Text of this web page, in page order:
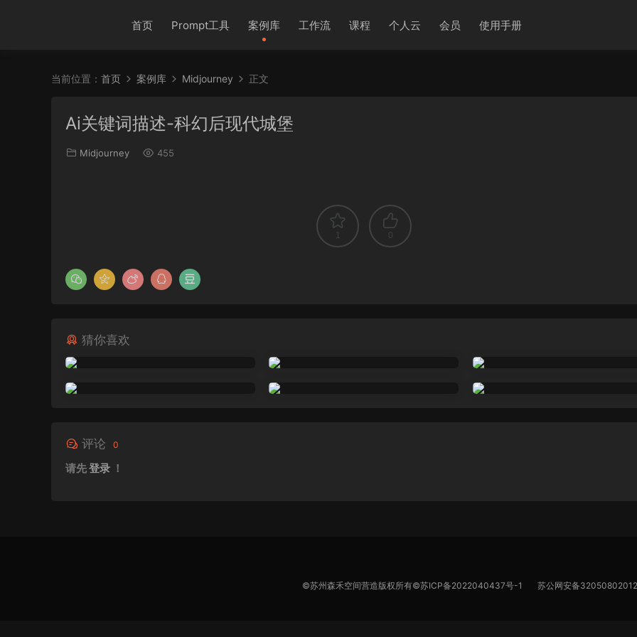
首页 Prompt工具 案例库 工作流 课程 个人云 会员 使用手册
当前位置： 首页 案例库 Midjourney 正文
Ai关键词描述-科幻后现代城堡
Midjourney 455
1 0
猜你喜欢
评论 0
请先登录 ！
©苏州森禾空间营造版权所有©苏ICP备2022040437号-1 苏公网安备